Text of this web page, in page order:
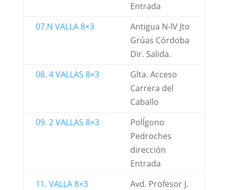
Entrada
07.N VALLA 8×3
Antigua N-IV Jto
Grúas Córdoba
Dir. Salida.
08. 4 VALLAS 8×3
Glta. Acceso
Carrera del
Caballo
09. 2 VALLAS 8×3
PolÍgono
Pedroches
dirección
Entrada
11. VALLA 8×3
Avd. Profesor J.